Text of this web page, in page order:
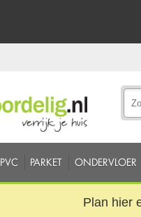
PVC PARKET ONDERVLOER
Plan hier